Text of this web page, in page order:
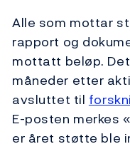
Alle som mottar
rapport og
mottatt beløp.
måneder etter
avsluttet til
E-posten merkes
er året støtte ble